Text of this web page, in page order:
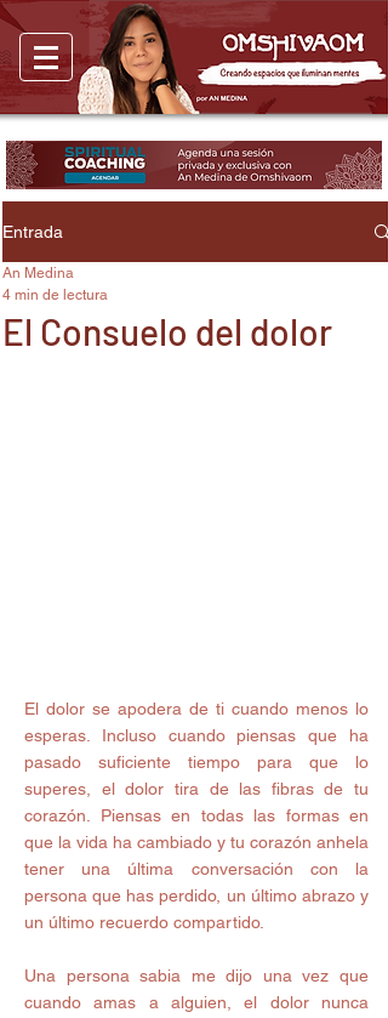
Entrada
El Consuelo del dolor
An Medina
4 min de lectura
El dolor se apodera de ti cuando menos lo
esperas. Incluso cuando piensas que ha
pasado suficiente tiempo para que lo
superes, el dolor tira de las fibras de tu
corazón. Piensas en todas las formas en
que la vida ha cambiado y tu corazón anhela
tener una última conversación con la
persona que has perdido, un último abrazo y
un último recuerdo compartido.
Una persona sabia me dijo una vez que
cuando amas a alguien, el dolor nunca